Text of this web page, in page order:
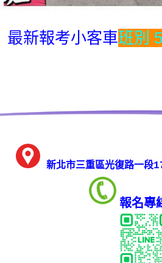
最新報考小客車班別
新北市三重區光復路一段
報名專